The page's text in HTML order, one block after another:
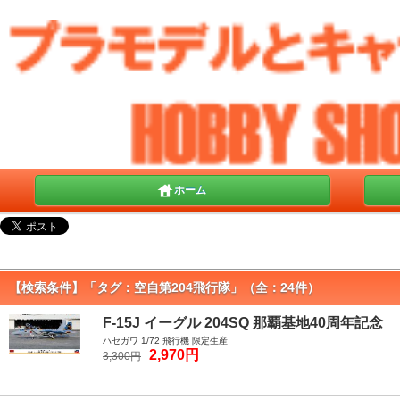
ホーム
【検索条件】「タグ：空自第204飛行隊」（全：24件）
F-15J イーグル 204SQ 那覇基地40周年記念
ハセガワ 1/72 飛行機 限定生産
3,300円 2,970円